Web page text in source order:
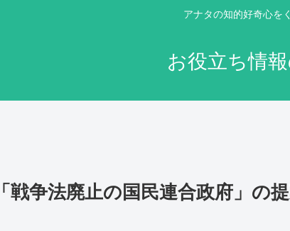
アナタの知的好奇心を
お役立ち情報
戦争法廃止の国民連合政府」の